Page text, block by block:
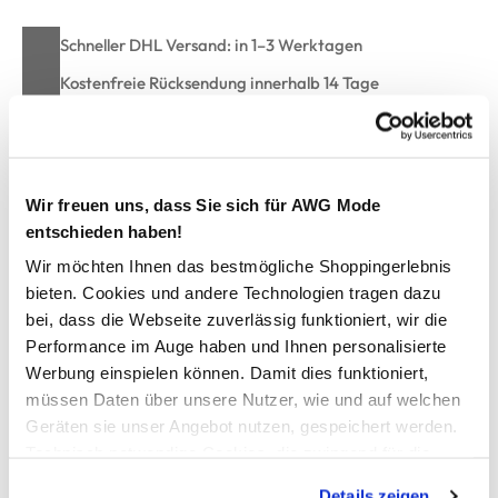
Wir freuen uns, dass Sie sich für AWG Mode
entschieden haben!
Wir möchten Ihnen das bestmögliche Shoppingerlebnis
bieten. Cookies und andere Technologien tragen dazu
bei, dass die Webseite zuverlässig funktioniert, wir die
Performance im Auge haben und Ihnen personalisierte
Werbung einspielen können. Damit dies funktioniert,
müssen Daten über unsere Nutzer, wie und auf welchen
Geräten sie unser Angebot nutzen, gespeichert werden.
Schneller DHL Versand: in 1–3 Werktagen
Kostenfreie Rücksendung innerhalb 14 Tage
Kostenlose Filiallieferung in Ihre Wunschfiliale
Zur Wunschliste hinzufügen
Damen Schlafshorts
Bequeme Schlafhosen von byLouise
Elastischer Gummibund
Unterschiedliche Muster erhältlich
Trageangenehmes, leichtes Material
Kombinieren Sie einfach selbst im Mix und Match